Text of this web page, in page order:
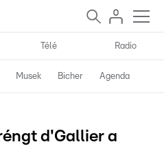
Télé Radio
Musek Bicher Agenda
d'Gallier a